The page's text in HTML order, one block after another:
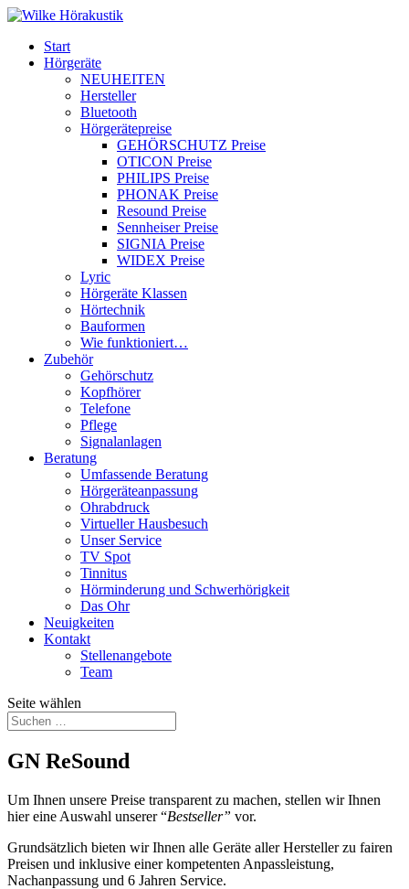
Start
Hörgeräte
NEUHEITEN
Hersteller
Bluetooth
Hörgerätepreise
GEHÖRSCHUTZ Preise
OTICON Preise
PHILIPS Preise
PHONAK Preise
Resound Preise
Sennheiser Preise
SIGNIA Preise
WIDEX Preise
Lyric
Hörgeräte Klassen
Hörtechnik
Bauformen
Wie funktioniert…
Zubehör
Gehörschutz
Kopfhörer
Telefone
Pflege
Signalanlagen
Beratung
Umfassende Beratung
Hörgeräteanpassung
Ohrabdruck
Virtueller Hausbesuch
Unser Service
TV Spot
Tinnitus
Hörminderung und Schwerhörigkeit
Das Ohr
Neuigkeiten
Kontakt
Stellenangebote
Team
Seite wählen
GN ReSound
Um Ihnen unsere Preise transparent zu machen, stellen wir Ihnen
hier eine Auswahl unserer “Bestseller” vor.
Grundsätzlich bieten wir Ihnen alle Geräte aller Hersteller zu fairen
Preisen und inklusive einer kompetenten Anpassleistung,
Nachanpassung und 6 Jahren Service.